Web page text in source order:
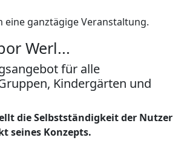
eine ganztägige Veranstaltung.
Werl...
für alle
Kindergärten und
die Selbstständigkeit der Nutzer
seines Konzepts.